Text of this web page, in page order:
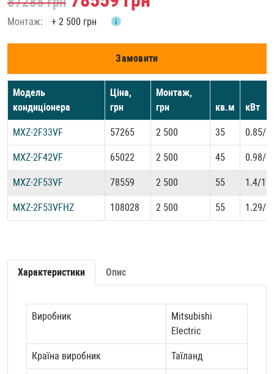
Монтаж: + 2 500 грн
Замовити
Модель
кондиціонера
Ціна,
грн
Монтаж,
грн
кв.м кВт
MXZ-2F33VF 57265 2 500 35 0.85/
MXZ-2F42VF 65022 2 500 45 0.98/
MXZ-2F53VF 78559 2 500 55 1.4/
MXZ-2F53VFHZ 108028 2 500 55 1.29/
Характеристики Опис
Виробник
Mitsubishi
Electric
Країна виробник Таїланд